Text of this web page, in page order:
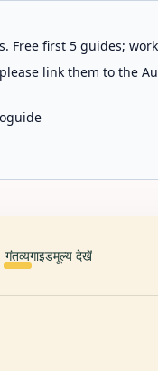
first 5 guides;
link them to the
गंतव्यगाइडमूल्य देखें